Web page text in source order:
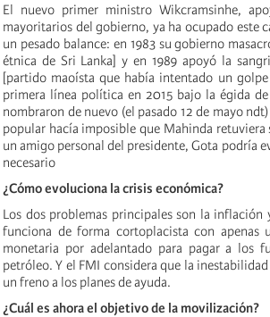
El nuevo primer ministro Wikcramsinhe,
mayoritarios del gobierno, ya ha ocupado este
un pesado balance: en 1983 su gobierno
étnica de Sri Lanka] y en 1989 apoyó la
[partido maoísta que había intentado un golpe
primera línea política en 2015 bajo la égida
nombraron de nuevo (el pasado 12 de mayo
popular hacía imposible que Mahinda retuviera
un amigo personal del presidente, Gota podría
necesario
¿Cómo evoluciona la crisis económica?
Los dos problemas principales son la inflación
funciona de forma cortoplacista con apenas
monetaria por adelantado para pagar a los
petróleo. Y el FMI considera que la
un freno a los planes de ayuda.
¿Cuál es ahora el objetivo de la movilización?